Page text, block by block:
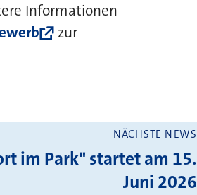
Informationen
zur
NÄCHSTE NEWS
im Park" startet am 15.
Juni 2026